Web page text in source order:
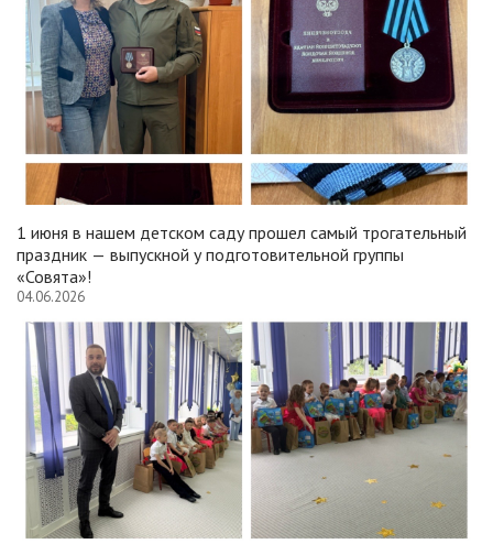
1 июня в нашем детском саду прошел самый трогательный
праздник — выпускной у подготовительной группы
«Совята»!
04.06.2026